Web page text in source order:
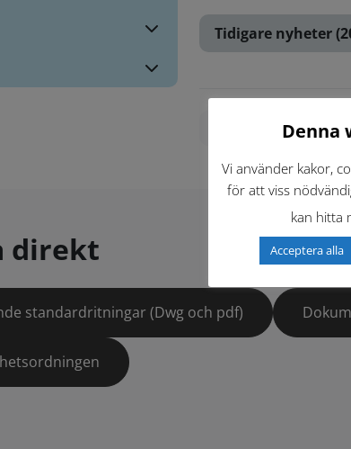
Tidigare nyheter
direkt
standardritningar (Dwg och pdf)
Denna
Vi använder kakor,
för att viss
kan hitta
Acceptera alla